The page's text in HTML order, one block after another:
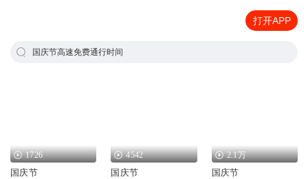
打开APP
国庆节高速免费通行时间
1726
国庆节
4542
国庆节
2.1万
国庆节